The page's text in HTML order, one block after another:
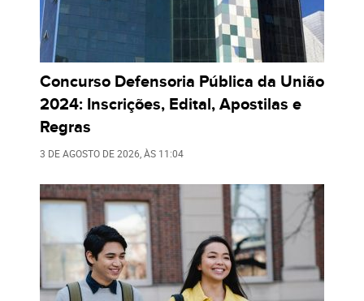
Concurso Defensoria Pública da União
2024: Inscrições, Edital, Apostilas e
Regras
3 DE AGOSTO DE 2026 , ÀS 11:04